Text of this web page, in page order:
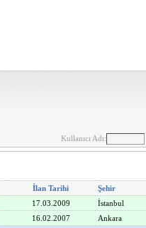
Kullanıcı Adı:
İlan Tarihi Şehir
17.03.2009 İstanbul
16.02.2007 Ankara